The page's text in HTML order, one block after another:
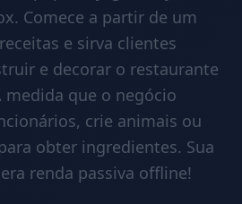
Comece a partir de um
e sirva clientes
e decorar o restaurante
medida que o negócio
crie animais ou
obter ingredientes. Sua
renda passiva offline!